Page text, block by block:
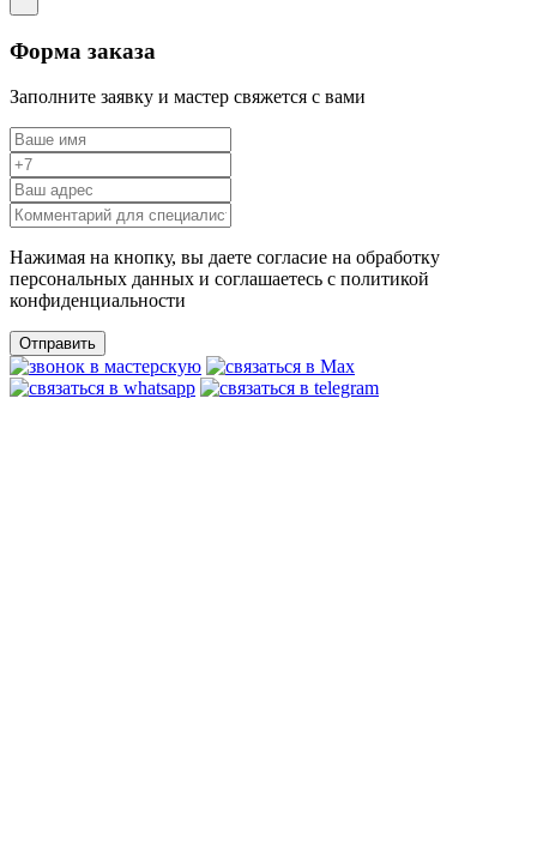
Форма заказа
Заполните заявку и мастер свяжется с вами
Нажимая на кнопку, вы даете согласие на обработку
персональных данных и соглашаетесь c политикой
конфиденциальности
Отправить